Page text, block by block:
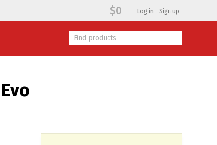
Log in Sign up
$0